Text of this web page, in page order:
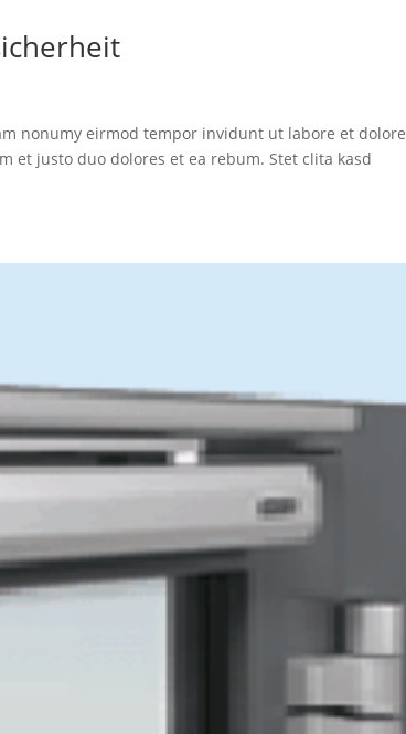
nonumy eirmod tempor invidunt ut labore et dolore
et justo duo dolores et ea rebum. Stet clita kasd